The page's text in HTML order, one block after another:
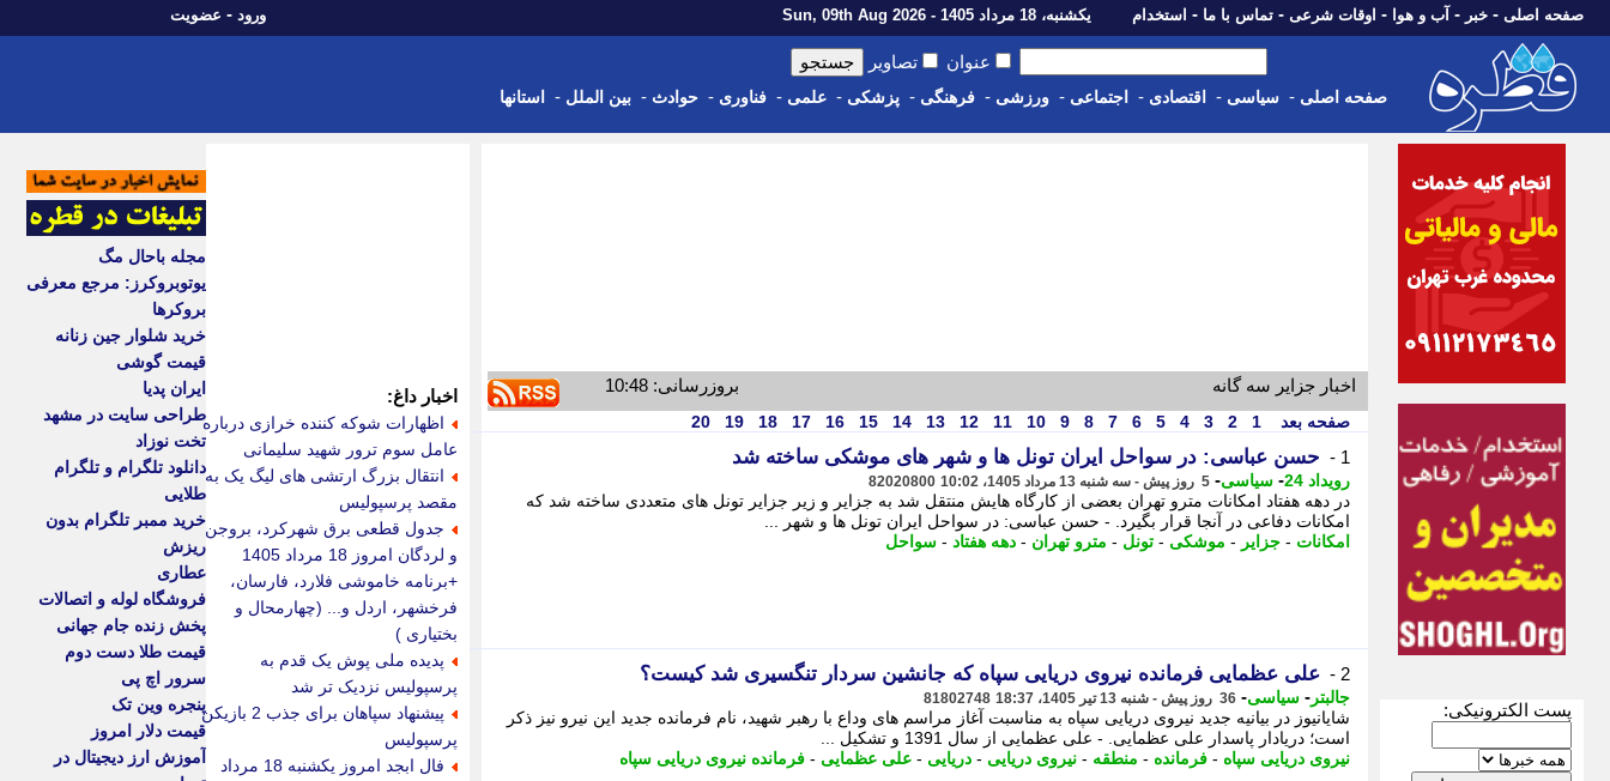
صفحه اصلی - خبر - آب و هوا - اوقات شرعی - تماس با ما - استخدام یکشنبه، 18 مرداد 1405 - Sun, 09th Aug 2026 ورود - عضویت
عنوان تصاویر
صفحه اصلی - سیاسی - اقتصادی - اجتماعی - ورزشی - فرهنگی - پزشکی - علمی - فناوری - حوادث - بین الملل - استانها
پست الکترونیکی:
اخبار جزایر سه گانه بروزرسانی: 10:48
صفحه بعد 1
2
3
4
5
6
7
8
9
10
11
12
13
14
15
16
17
18
19
20
1 - حسن عباسی: در سواحل ایران تونل ها و شهر های موشکی ساخته شد
رویداد 24 - سیاسی- 5 روز پیش - سه شنبه 13 مرداد 1405، 10:02 82020800
در دهه هفتاد امکانات مترو تهران بعضی از کارگاه هایش منتقل شد به جزایر و زیر جزایر تونل های متعددی ساخته شد که
امکانات دفاعی در آنجا قرار بگیرد. - حسن عباسی: در سواحل ایران تونل ها و شهر ...
امکانات - جزایر - موشکی - تونل - مترو تهران - دهه هفتاد - سواحل
2 - علی عظمایی فرمانده نیروی دریایی سپاه که جانشین سردار تنگسیری شد کیست؟
جالبتر - سیاسی- 36 روز پیش - شنبه 13 تیر 1405، 18:37 81802748
شایانیوز در بیانیه جدید نیروی دریایی سپاه به مناسبت آغاز مراسم های وداع با رهبر شهید، نام فرمانده جدید این نیرو نیز ذکر
است؛ دریادار پاسدار علی عظمایی. - علی عظمایی از سال 1391 و تشکیل ...
نیروی دریایی سپاه - فرمانده - منطقه - نیروی دریایی - دریایی - علی عظمایی - فرمانده نیروی دریایی سپاه
اخبار داغ:
اظهارات شوکه کننده خرازی درباره
عامل سوم ترور شهید سلیمانی
انتقال بزرگ ارتشی های لیگ یک به
مقصد پرسپولیس
جدول قطعی برق شهرکرد، بروجن
و لردگان امروز 18 مرداد 1405
+برنامه خاموشی فلارد، فارسان،
فرخشهر، اردل و... (چهارمحال و
بختیاری )
پدیده ملی پوش یک قدم به
پرسپولیس نزدیک تر شد
پیشنهاد سپاهان برای جذب 2 بازیکن
پرسپولیس
فال ابجد امروز یکشنبه 18 مرداد
مجله باحال مگ
یوتوبروکرز: مرجع معرفی
بروکرها
خرید شلوار جین زنانه
قیمت گوشی
ایران پدیا
طراحی سایت در مشهد
تخت نوزاد
دانلود تلگرام و تلگرام
طلایی
خرید ممبر تلگرام بدون
ریزش
عطاری
فروشگاه لوله و اتصالات
پخش زنده جام جهانی
قیمت طلا دست دوم
سرور اچ پی
پنجره وین تک
قیمت دلار امروز
آموزش ارز دیجیتال در